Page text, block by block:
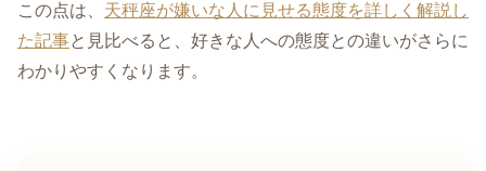
この点は、 天秤座が嫌いな人に見せる態度を詳しく解説し
た記事と見比べると、好きな人への態度との違いがさらに
わかりやすくなります。